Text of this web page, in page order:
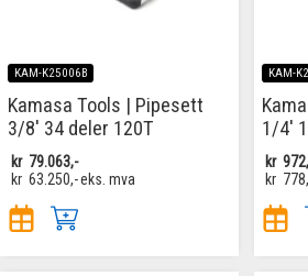
KAM-K25006B
Kamasa Tools | Pipesett
3/8' 34 deler 120T
kr 79.063,-
kr 63.250,-eks. mva
KAM-
1/4'
kr
kr